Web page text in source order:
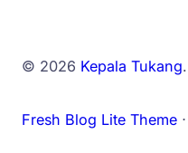
© 2026 Kepala Tukang
Fresh Blog Lite Theme